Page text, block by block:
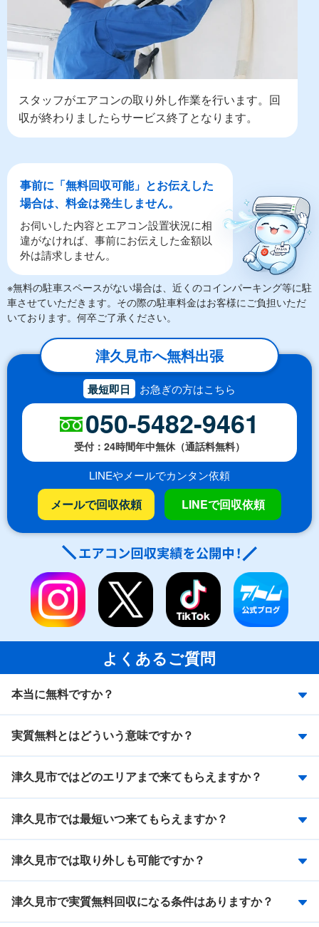
スタッフがエアコンの取り外し作業を行います。回
収が終わりましたらサービス終了となります。
事前に「無料回収可能」とお伝えした
場合は、料金は発生しません。
お伺いした内容とエアコン設置状況に相
違がなければ、事前にお伝えした金額以
外は請求しません。
※無料の駐車スペースがない場合は、近くのコインパーキング等に駐
車させていただきます。その際の駐車料金はお客様にご負担いただ
いております。何卒ご了承ください。
津久見市へ無料出張
最短即日 お急ぎの方はこちら
050-5482-9461
受付：24時間年中無休（通話料無料）
LINEやメールでカンタン依頼
メールで回収依頼 LINEで回収依頼
よくあるご質問
本当に無料ですか？
実質無料とはどういう意味ですか？
津久見市ではどのエリアまで来てもらえますか？
津久見市では最短いつ来てもらえますか？
津久見市では取り外しも可能ですか？
津久見市で実質無料回収になる条件はありますか？